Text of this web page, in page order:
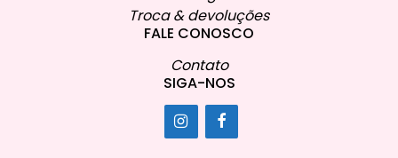
Troca & devoluções
FALE CONOSCO
Contato
SIGA-NOS